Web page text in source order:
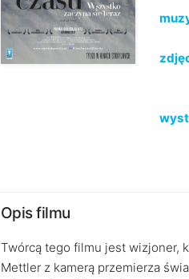
Opis filmu
Twórcą tego filmu jest wizjoner,
Mettler z kamerą przemierza